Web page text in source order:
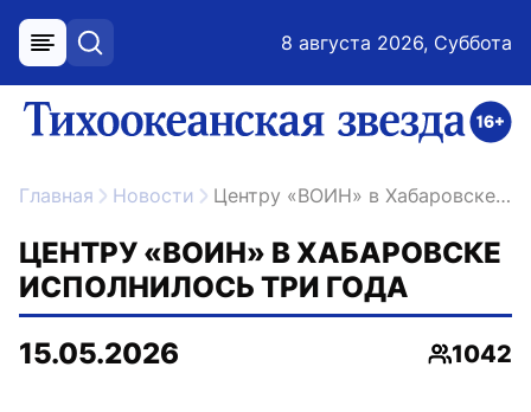
меню поиск 8 августа 2026, Суббота
ссылка на главную
Главная Новости Центру «ВОИН» в Хабаровске исполнилось три года
ЦЕНТРУ «ВОИН» В ХАБАРОВСКЕ
ИСПОЛНИЛОСЬ ТРИ ГОДА
15.05.2026
1042